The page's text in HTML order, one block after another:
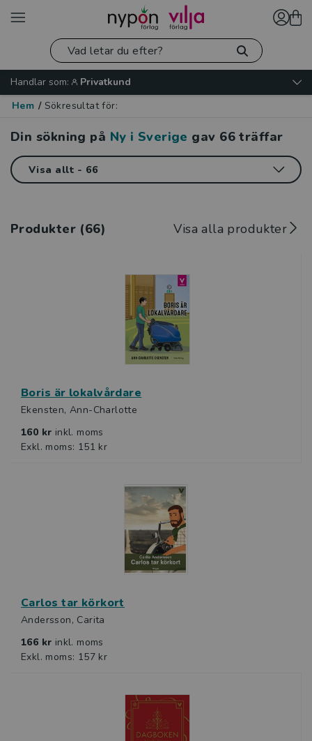
Handlar som:
Privatkund
Hem / Sökresultat för:
Din sökning på Ny i Sverige gav 66träffar
Produkter (66) Visa alla produkter
Boris är lokalvårdare
Ekensten, Ann-Charlotte
160 kr inkl. moms
Exkl. moms: 151 kr
Carlos tar körkort
Andersson, Carita
166 kr inkl. moms
Exkl. moms: 157 kr